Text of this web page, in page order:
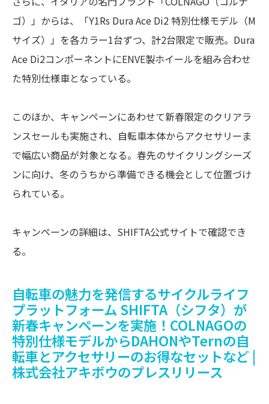
ゴ）」からは、「Y1Rs Dura Ace Di2 特別仕様モデル（M
サイズ）」を各カラー1台ずつ、計2台限定で販売。Dura
Ace Di2コンポーネントにENVE製ホイールを組み合わせ
た特別仕様車となっている。
このほか、キャンペーンにあわせて新春限定のクリアラ
ンスセールも実施され、自転車本体からアクセサリーま
で幅広い商品が対象となる。春先のサイクリングシーズ
ンに向け、冬のうちから準備できる機会として位置づけ
られている。
キャンペーンの詳細は、SHIFTA公式サイトで確認でき
る。
自転車の魅力を発信するサイクルライフ
プラットフォーム SHIFTA（シフタ）が
新春キャンペーンを実施！COLNAGOの
特別仕様モデルからDAHONやTernの自
転車とアクセサリーのお得なセットなど |
株式会社アキボウのプレスリリース